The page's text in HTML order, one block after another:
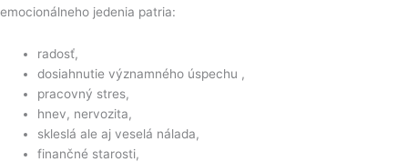
emocionálneho jedenia patria:
radosť,
dosiahnutie významného úspechu ,
pracovný stres,
hnev, nervozita,
skleslá ale aj veselá nálada,
finančné starosti,